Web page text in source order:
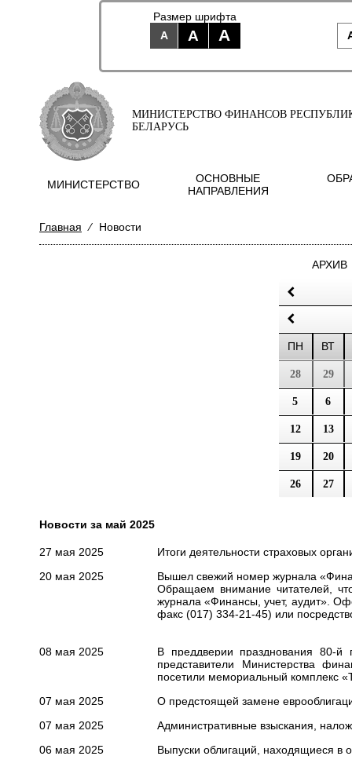
Размер шрифта
A
A A
МИНИСТЕРСТВО ФИНАНСОВ
БЕЛАРУСЬ
МИНИСТЕРСТВО
ОСНОВНЫЕ
НАПРАВЛЕНИЯ
Главная ⁄ Новости
АРХИВ
ПН ВТ
28 29
5 6
12 13
19 20
26 27
Новости за май 2025
27 мая 2025
Итоги деятельности страховых
20 мая 2025
Вышел свежий номер журнала
Обращаем внимание читателей,
журнала «Финансы, учет, аудит».
факс (017) 334-21-45) или
08 мая 2025
В преддверии празднования 80-й
представители Министерства
посетили мемориальный комплекс
07 мая 2025
О предстоящей замене
07 мая 2025
Административные взыскания,
06 мая 2025
Выпуски облигаций, находящиеся в